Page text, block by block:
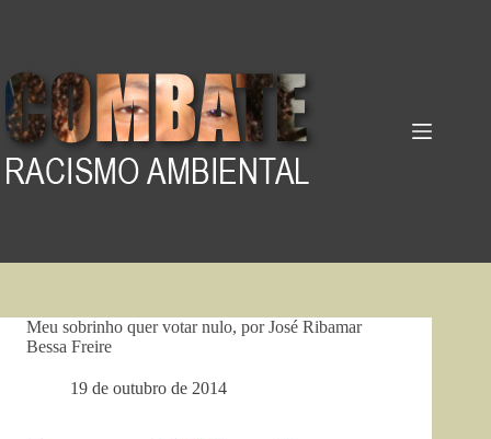
Meu sobrinho quer votar nulo, por José Ribamar
Bessa Freire
19 de outubro de 2014